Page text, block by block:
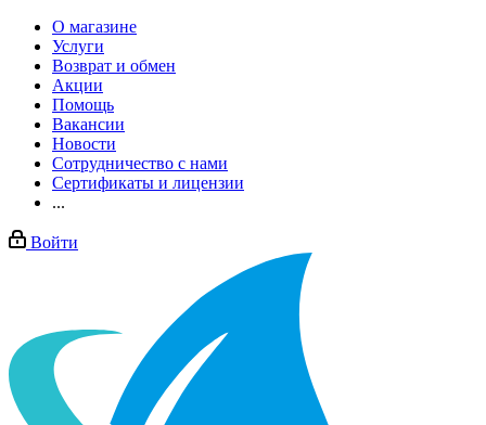
О магазине
Услуги
Возврат и обмен
Акции
Помощь
Вакансии
Новости
Сотрудничество с нами
Сертификаты и лицензии
...
Войти